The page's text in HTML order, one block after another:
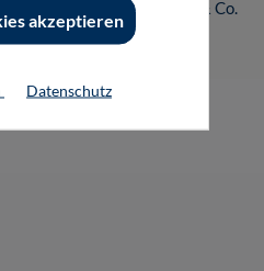
Group GmbH & Co.
KG
akzeptieren
Datenschutz